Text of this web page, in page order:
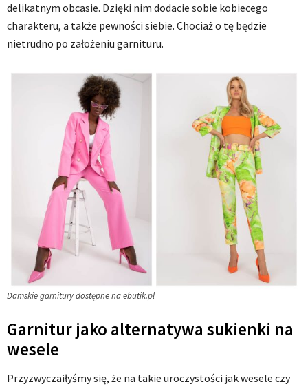
delikatnym obcasie. Dzięki nim dodacie sobie kobiecego
charakteru, a także pewności siebie. Chociaż o tę będzie
nietrudno po założeniu garnituru.
Damskie garnitury dostępne na ebutik.pl
Garnitur jako alternatywa sukienki na
wesele
Przyzwyczaiłyśmy się, że na takie uroczystości jak wesele czy